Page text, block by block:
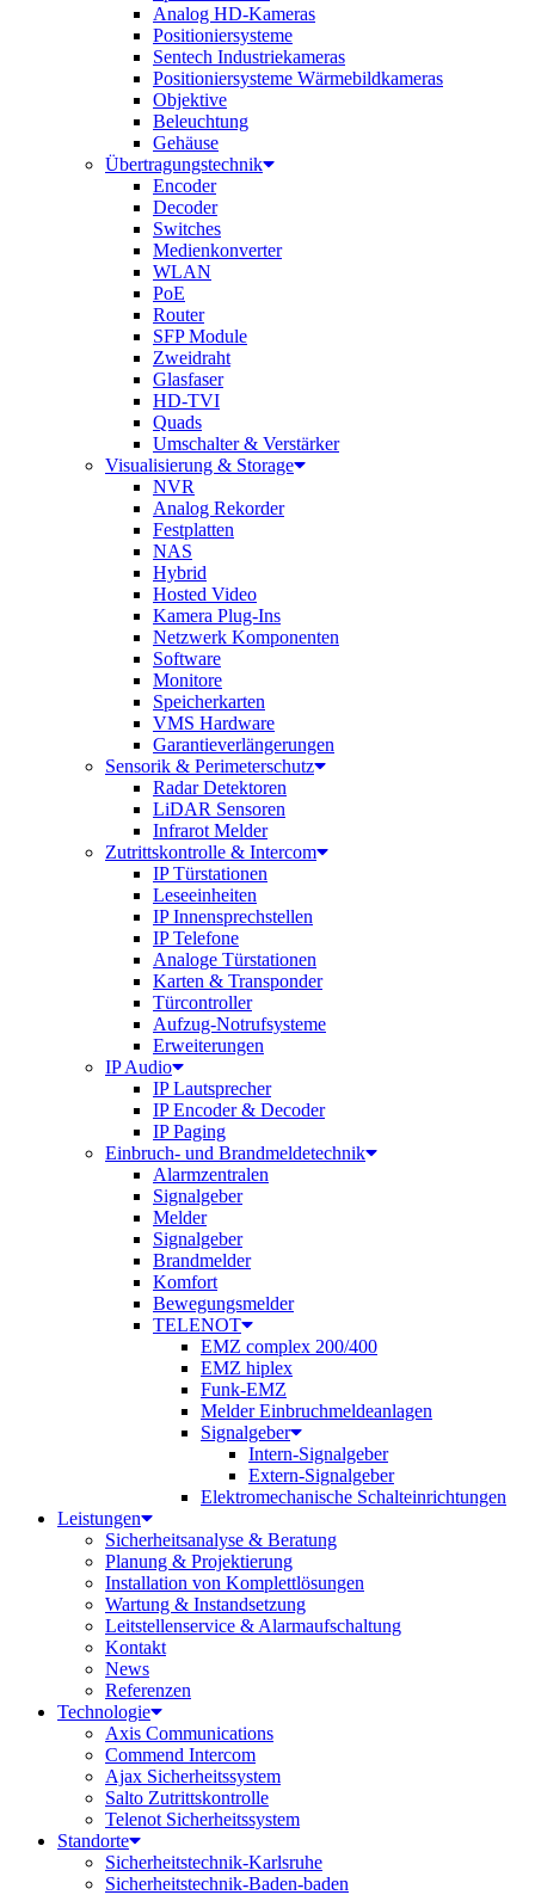
Analog HD-Kameras
Positioniersysteme
Sentech Industriekameras
Positioniersysteme Wärmebildkameras
Objektive
Beleuchtung
Gehäuse
Übertragungstechnik
Encoder
Decoder
Switches
Medienkonverter
WLAN
PoE
Router
SFP Module
Zweidraht
Glasfaser
HD-TVI
Quads
Umschalter & Verstärker
Visualisierung & Storage
NVR
Analog Rekorder
Festplatten
NAS
Hybrid
Hosted Video
Kamera Plug-Ins
Netzwerk Komponenten
Software
Monitore
Speicherkarten
VMS Hardware
Garantieverlängerungen
Sensorik & Perimeterschutz
Radar Detektoren
LiDAR Sensoren
Infrarot Melder
Zutrittskontrolle & Intercom
IP Türstationen
Leseeinheiten
IP Innensprechstellen
IP Telefone
Analoge Türstationen
Karten & Transponder
Türcontroller
Aufzug-Notrufsysteme
Erweiterungen
IP Audio
IP Lautsprecher
IP Encoder & Decoder
IP Paging
Einbruch- und Brandmeldetechnik
Alarmzentralen
Signalgeber
Melder
Signalgeber
Brandmelder
Komfort
Bewegungsmelder
TELENOT
EMZ complex 200/400
EMZ hiplex
Funk-EMZ
Melder Einbruchmeldeanlagen
Signalgeber
Intern-Signalgeber
Extern-Signalgeber
Elektromechanische Schalteinrichtungen
Leistungen
Sicherheitsanalyse & Beratung
Planung & Projektierung​
Installation von Komplettlösungen
Wartung & Instandsetzung
Leitstellenservice & Alarmaufschaltung
Kontakt
News
Referenzen
Technologie
Axis Communications
Commend Intercom
Ajax Sicherheitssystem​
Salto Zutrittskontrolle
Telenot Sicherheitssystem
Standorte
Sicherheitstechnik-Karlsruhe
Sicherheitstechnik-Baden-baden